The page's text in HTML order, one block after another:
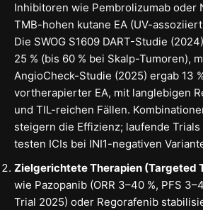
Inhibitoren wie Pembrolizumab oder
TMB-hohen kutane EA (UV-
Die SWOG S1609 DART-Studie
25 % (bis 60 % bei Skalp-Tumoren),
AngioCheck-Studie (2025) ergab 13
vortherapierter EA, mit langlebigen
und TIL-reichen Fällen.
steigern die Effizienz; laufende Trials
testen ICIs bei INI1-negativen
Zielgerichtete Therapien (Targeted
wie Pazopanib (ORR 3–40 %, PFS
Trial 2025) oder Regorafenib